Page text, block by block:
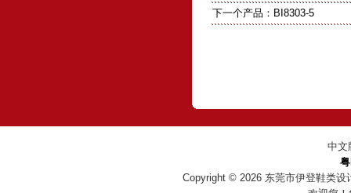
下一个产品： BI8303-5
中文
Copyright © 2026 东莞市伊登鞋类设